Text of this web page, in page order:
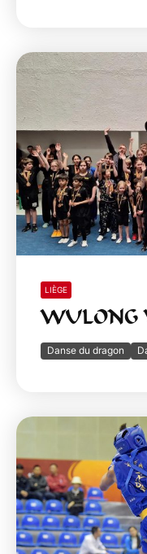
LIÈGE
WULONG
Danse du dragon